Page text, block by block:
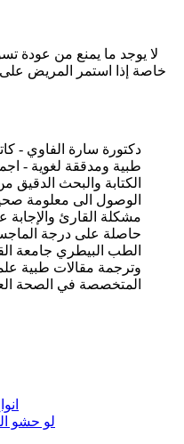
لا يوجد ما يمنع من عودة
خاصة إذا استمر المريض على
دكتورة سارة الفاوي -
طبية ومدققة لغوية -
الكتابة والبحث
الوصول الى معلومة
مشكلة القارئ والإجابة
حاصلة على درجة
الطب البيطري جامعة
وترجمة مقالات طبية
المتخصصة في الصحة
لو حشو